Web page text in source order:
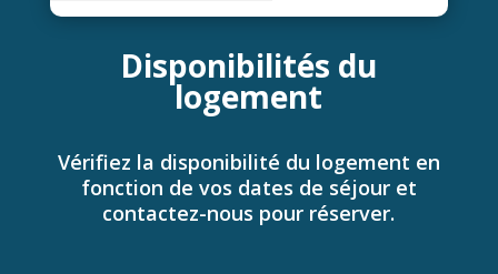
Disponibilités du
logement
Vérifiez la disponibilité du logement en
fonction de vos dates de séjour et
contactez-nous pour réserver.